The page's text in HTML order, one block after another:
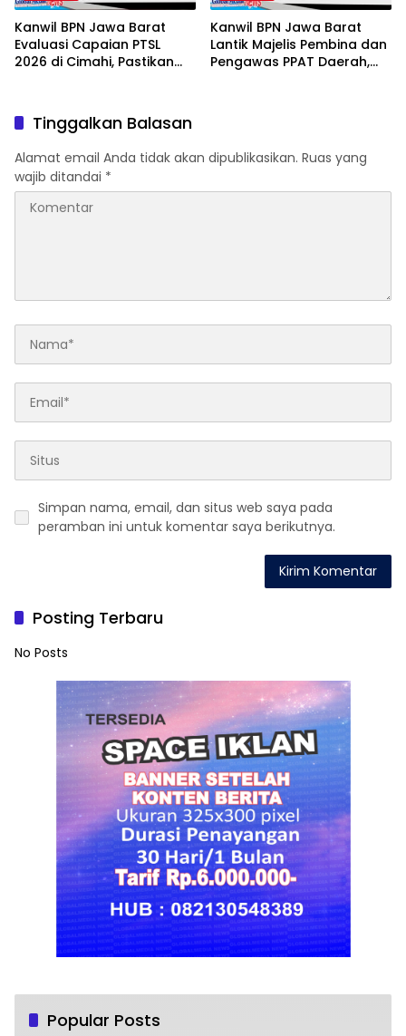
Kanwil BPN Jawa Barat
Evaluasi Capaian PTSL
2026 di Cimahi, Pastikan
Kanwil BPN Jawa Barat
Lantik Majelis Pembina dan
Pengawas PPAT Daerah,
Tinggalkan Balasan
Alamat email Anda tidak akan dipublikasikan. Ruas yang
wajib ditandai *
Simpan nama, email, dan situs web saya pada
peramban ini untuk komentar saya berikutnya.
Posting Terbaru
No Posts
Popular Posts